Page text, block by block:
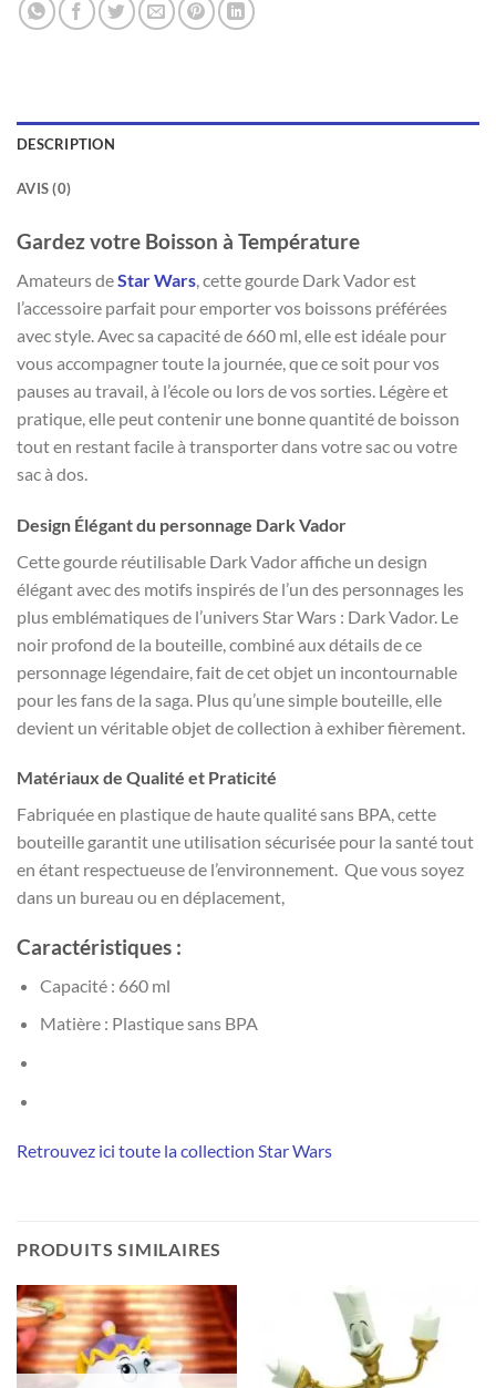
DESCRIPTION
AVIS (0)
Gardez votre Boisson à Température
Amateurs deStar Wars, cette gourde Dark Vador est
l’accessoire parfait pour emporter vos boissons préférées
avec style. Avec sa capacité de 660 ml, elle est idéale pour
vous accompagner toute la journée, que ce soit pour vos
pauses au travail, à l’école ou lors de vos sorties. Légère et
pratique, elle peut contenir une bonne quantité de boisson
tout en restant facile à transporter dans votre sac ou votre
sac à dos.
Design Élégant du personnage Dark Vador
Cette gourde réutilisable Dark Vador affiche un design
élégant avec des motifs inspirés de l’un des personnages les
plus emblématiques de l’univers Star Wars : Dark Vador. Le
noir profond de la bouteille, combiné aux détails de ce
personnage légendaire, fait de cet objet un incontournable
pour les fans de la saga. Plus qu’une simple bouteille, elle
devient un véritable objet de collection à exhiber fièrement.
Matériaux de Qualité et Praticité
Fabriquée en plastique de haute qualité sans BPA, cette
bouteille garantit une utilisation sécurisée pour la santé tout
en étant respectueuse de l’environnement. Que vous soyez
dans un bureau ou en déplacement,
Caractéristiques :
Capacité : 660 ml
Matière : Plastique sans BPA
Retrouvez ici toute la collection Star Wars
PRODUITS SIMILAIRES